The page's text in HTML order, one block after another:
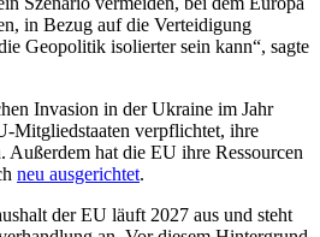
in Bezug auf die Verteidigung
Geopolitik isolierter sein kann“, sagte
Invasion in der Ukraine im Jahr
Mitgliedstaaten verpflichtet, ihre
Außerdem hat die EU ihre Ressourcen
neu ausgerichtet.
der EU läuft 2027 aus und steht